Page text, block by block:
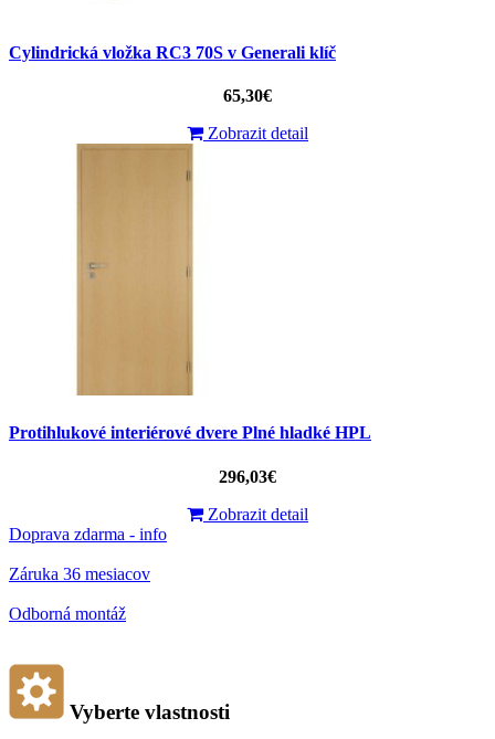
Cylindrická vložka RC3 70S v Generali klíč
65,30€
Zobrazit detail
Protihlukové interiérové ​​dvere Plné hladké HPL
296,03€
Zobrazit detail
Doprava zdarma - info
Záruka 36 mesiacov
Odborná montáž
Vyberte vlastnosti